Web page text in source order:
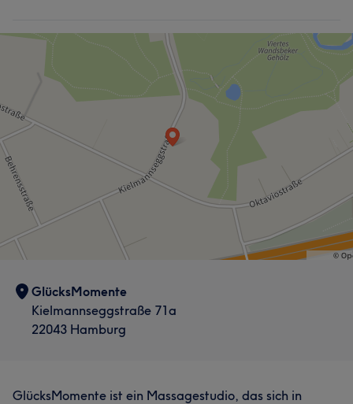
GlücksMomente
Kielmannseggstraße 71a
22043 Hamburg
GlücksMomente ist ein Massagestudio, das sich in